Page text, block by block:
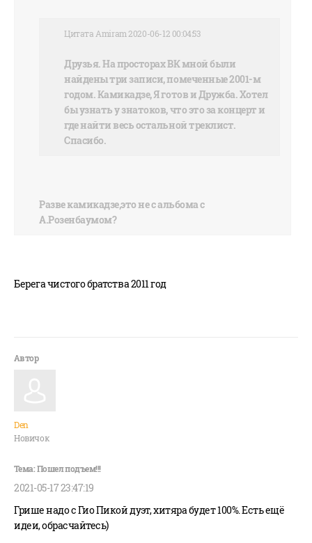
Цитата Amiram 2020-06-12 00:04:53
Друзья. На просторах ВК мной были
найдены три записи, помеченные 2001-м
годом. Камикадзе, Я готов и Дружба. Хотел
бы узнать у знатоков, что это за концерт и
где найти весь остальной треклист.
Спасибо.
Разве камикадзе,это не с альбома с
А.Розенбаумом?
Берега чистого братства 2011 год
Den
Новичок
2021-05-17 23:47:19
Грише надо с Гио Пикой дуэт, хитяра будет 100%. Есть ещё
идеи, обрасчайтесь)